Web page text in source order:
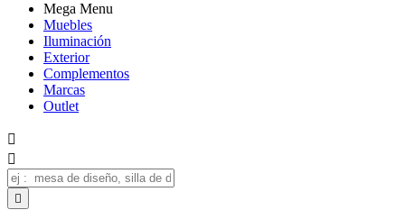
Mega Menu
Muebles
Iluminación
Exterior
Complementos
Marcas
Outlet


